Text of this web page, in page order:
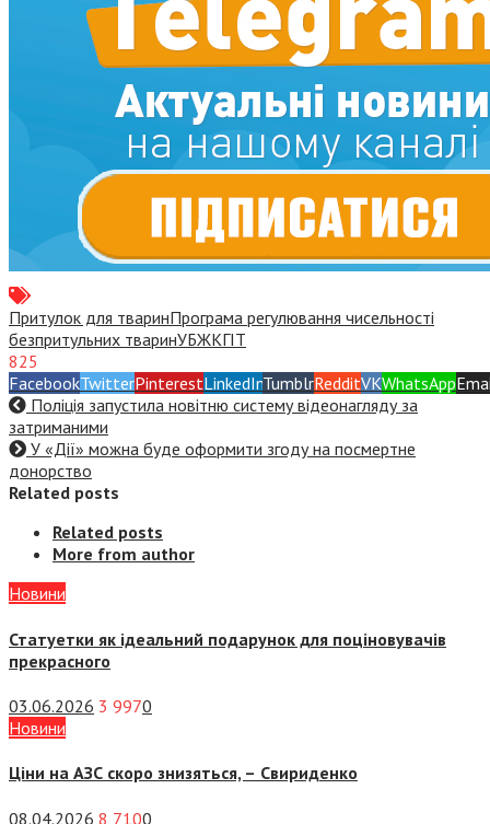
Притулок для тваринПрограма регулювання чисельності
безпритульних тваринУБЖКГІТ
825
FacebookTwitterPinterestLinkedInTumblrRedditVKWhatsApp
Поліція запустила новітню систему відеонагляду за
затриманими
У «Дії» можна буде оформити згоду на посмертне
донорство
Related posts
Related posts
More from author
Новини
Статуетки як ідеальний подарунок для поціновувачів
прекрасного
03.06.2026 3 9970
Новини
Ціни на АЗС скоро знизяться, – Свириденко
08.04.2026 8 7100